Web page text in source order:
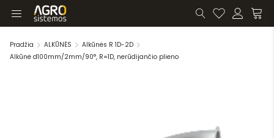
Pradžia ALKŪNĖS
Alkūnės R 1D-2D
Alkūnė d100mm/2mm/90°, R=1D, nerūdijančio plieno